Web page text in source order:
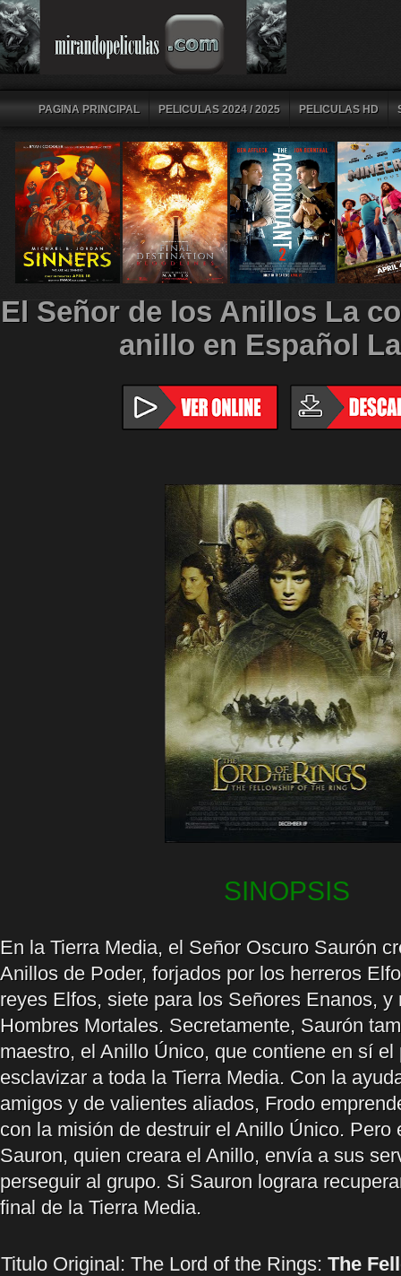
PAGINA PRINCIPAL PELICULAS 2024 / 2025 PELICULAS HD
El Señor de los Anillos La
anillo en Español
SINOPSIS
En la Tierra Media, el Señor Oscuro Saurón
Anillos de Poder, forjados por los herreros
reyes Elfos, siete para los Señores Enanos, y
Hombres Mortales. Secretamente, Saurón
maestro, el Anillo Único, que contiene en sí el
esclavizar a toda la Tierra Media. Con la
amigos y de valientes aliados, Frodo
con la misión de destruir el Anillo Único. Pero
Sauron, quien creara el Anillo, envía a sus
perseguir al grupo. Si Sauron lograra
final de la Tierra Media.
Titulo Original: The Lord of the Rings: The